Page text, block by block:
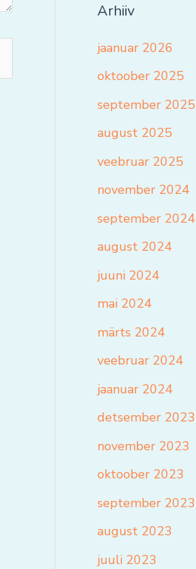
Arhiiv
jaanuar 2026
oktoober 2025
september 2025
august 2025
veebruar 2025
november 2024
september 2024
august 2024
juuni 2024
mai 2024
märts 2024
veebruar 2024
jaanuar 2024
detsember 2023
november 2023
oktoober 2023
september 2023
august 2023
juuli 2023